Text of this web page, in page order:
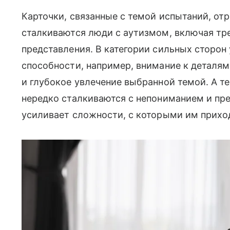
Карточки, связанные с темой испытаний,
сталкиваются люди с аутизмом, включая
представления. В категории сильных
способности, например, внимание к
и глубокое увлечение выбранной темой. А
нередко сталкиваются с непониманием и
усиливает сложности, с которыми им